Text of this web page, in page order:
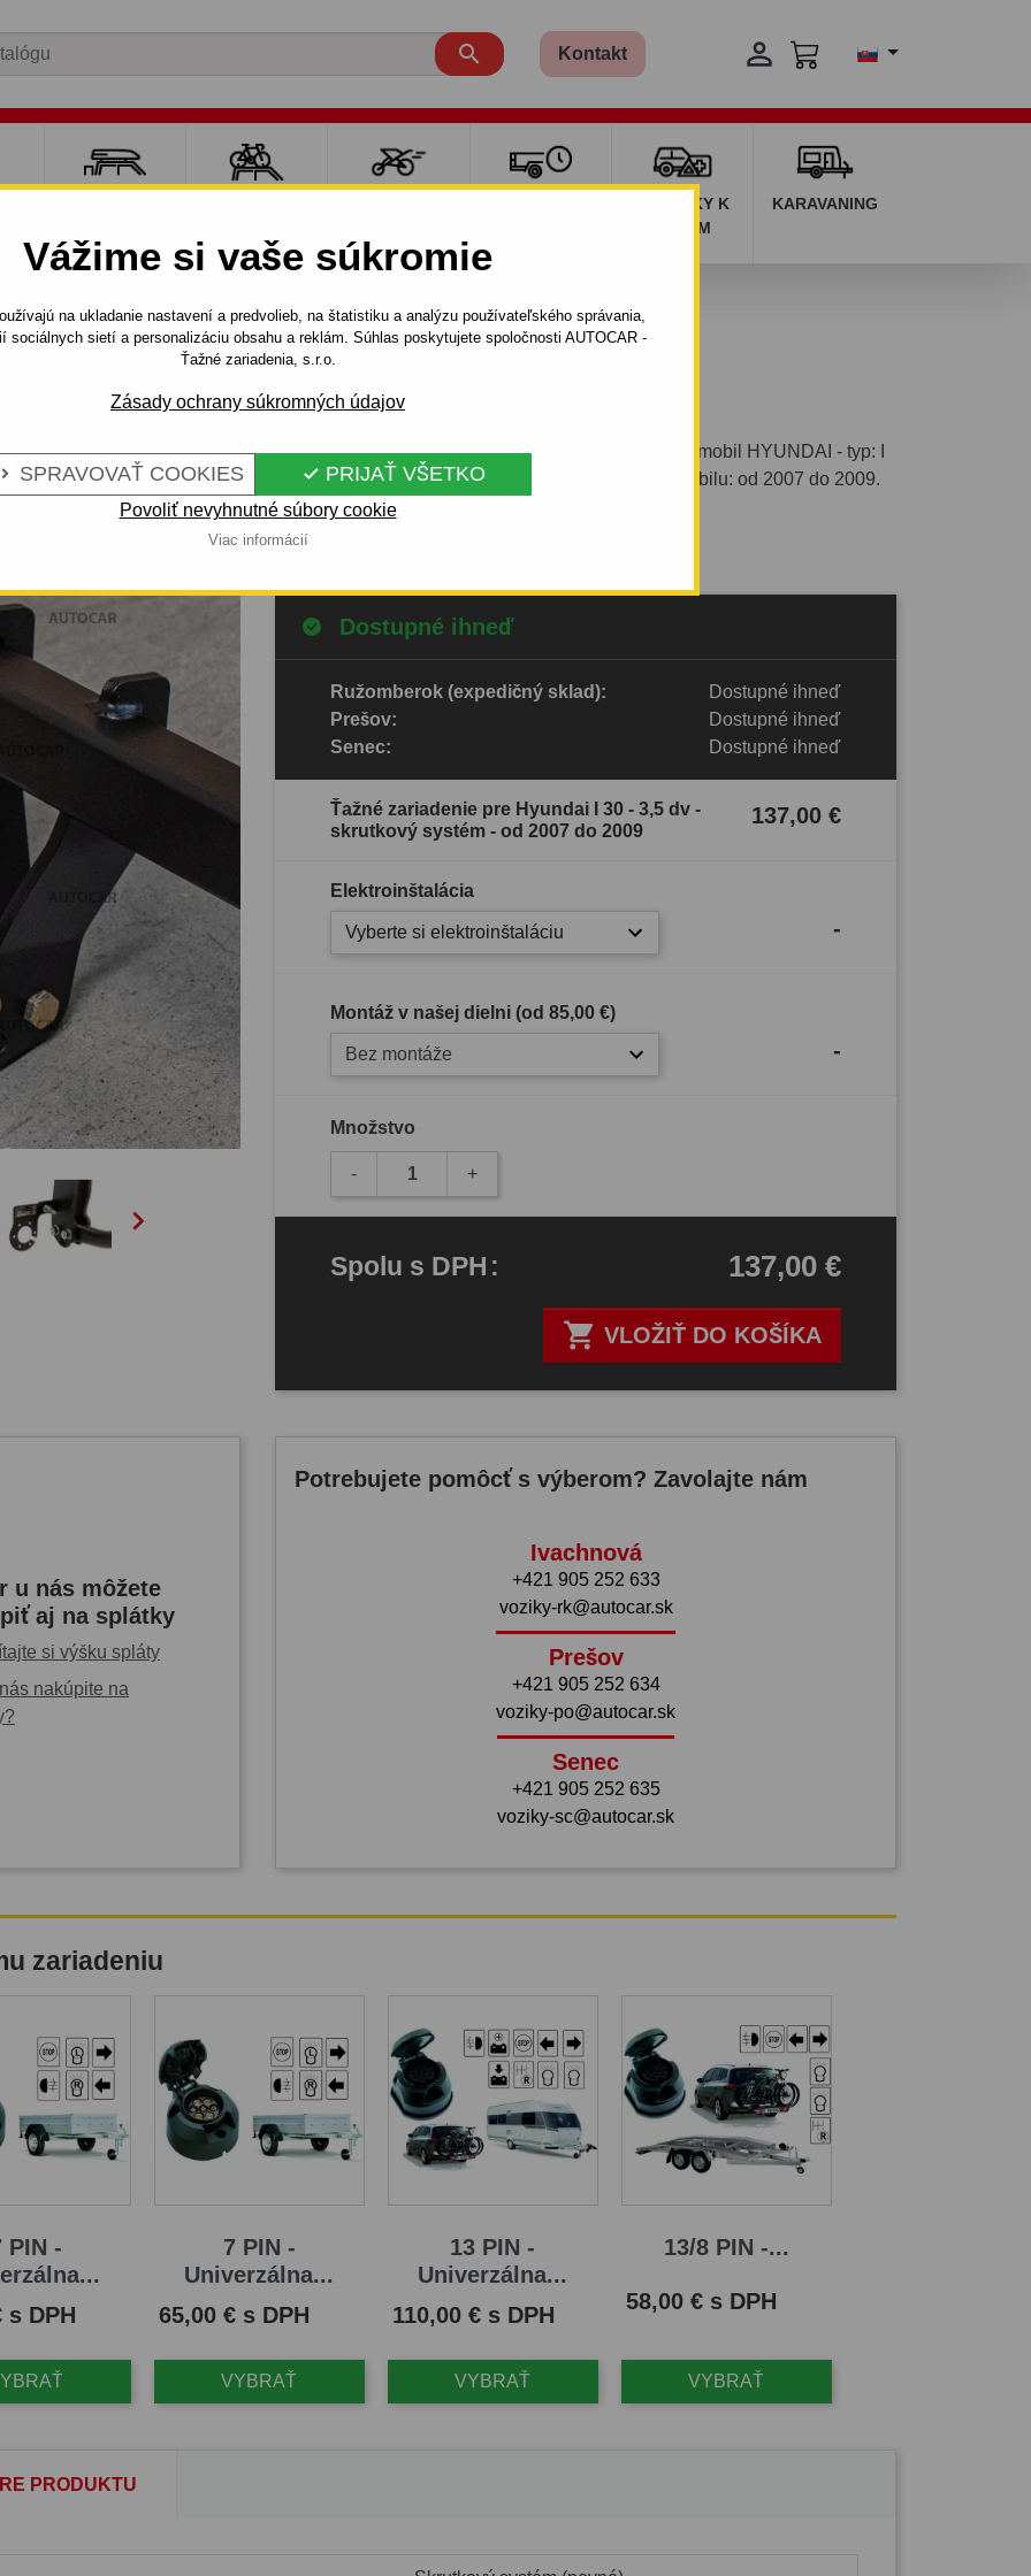
Vážime si vaše súkromie
na ukladanie nastavení a predvolieb, na štatistiku a analýzu používateľského správania,
sociálnych sietí a personalizáciu obsahu a reklám. Súhlas poskytujete spoločnosti AUTOCAR -
Ťažné zariadenia, s.r.o.
Zásady ochrany súkromných údajov
SPRAVOVAŤ COOKIES  PRIJAŤ VŠETKO
Povoliť nevyhnutné súbory cookie
Viac informácií
 Kontakt 
DOPLNKY K
AUTÁM
KARAVANING
systém - od 2007 do 2009
HYUNDAI I
SYSTÉM -

Kód: T 52 S
Ťažné zariadenie so skrutkovým systémom pre automobil HYUNDAI - typ: I
30, modelová rada: 3,5 dverová. Rok výroby automobilu: od 2007 do 2009.
Celý popis produktu
Dostupné ihneď
Ružomberok (expedičný sklad):
Dostupné ihneď
Prešov:
Dostupné ihneď
Senec:
Dostupné ihneď
Ťažné zariadenie pre Hyundai I 30 - 3,5 dv -
skrutkový systém - od 2007 do 2009
137,00 €
Elektroinštalácia
Vyberte si elektroinštaláciu -
Montáž v našej dielni (od 85,00 €)
Bez montáže -
Množstvo
- +
 VLOŽIŤ DO KOŠÍKA
Spolu s DPH: 137,00 €
u nás môžete
aj na splátky
si výšku spláty
nakúpite na
Potrebujete pomôcť s výberom? Zavolajte nám
Ivachnová
+421 905 252 633
voziky-rk@autocar.sk
Prešov
+421 905 252 634
voziky-po@autocar.sk
Senec
+421 905 252 635
voziky-sc@autocar.sk
zariadeniu
PIN -
s DPH
7 PIN -
Univerzálna...
Cena
65,00 € s DPH
VYBRAŤ
13 PIN -
Univerzálna...
Cena
110,00 € s DPH
VYBRAŤ
13/8 PIN -...
Cena
58,00 € s DPH
VYBRAŤ
PRODUKTU